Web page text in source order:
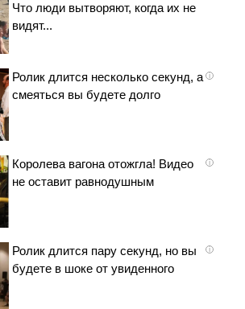
Что люди вытворяют, когда их не
видят...
i
Ролик длится несколько секунд, а
смеяться вы будете долго
i
Королева вагона отожгла! Видео
не оставит равнодушным
i
Ролик длится пару секунд, но вы
будете в шоке от увиденного